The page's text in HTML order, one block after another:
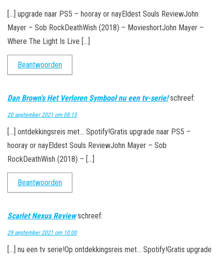
[…] upgrade naar PS5 – hooray or nayEldest Souls ReviewJohn
Mayer – Sob RockDeathWish (2018) – MovieshortJohn Mayer –
Where The Light Is Live […]
Beantwoorden
Dan Brown's Het Verloren Symbool nu een tv-serie! schreef:
20 september 2021 om 08:13
[…] ontdekkingsreis met… Spotify!Gratis upgrade naar PS5 –
hooray or nayEldest Souls ReviewJohn Mayer – Sob
RockDeathWish (2018) – […]
Beantwoorden
Scarlet Nexus Review schreef:
29 september 2021 om 10:00
[…] nu een tv serie!Op ontdekkingsreis met… Spotify!Gratis upgrade